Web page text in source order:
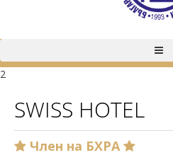
2
SWISS HOTEL
Член на БХРА